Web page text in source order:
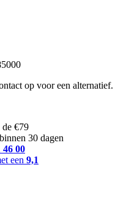
op voor een alternatief.
de €79
binnen 30 dagen
46 00
een 9,1